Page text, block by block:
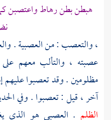
هبطن بطن رهاط واعتصبن
، والتعصب : من العصبية .
عصبته ، والتألب معهم على
مظلومين . وقد تعصبوا عليهم
آخر ، قيل : تعصبوا . وفي
الظلم . العصبي هو الذي